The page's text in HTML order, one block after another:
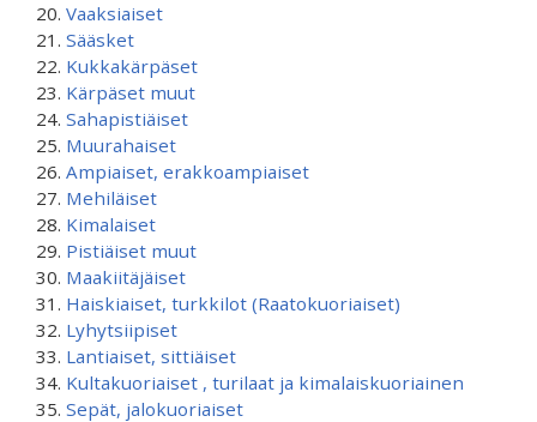
Vaaksiaiset
Sääsket
Kukkakärpäset
Kärpäset muut
Sahapistiäiset
Muurahaiset
Ampiaiset, erakkoampiaiset
Mehiläiset
Kimalaiset
Pistiäiset muut
Maakiitäjäiset
Haiskiaiset, turkkilot (Raatokuoriaiset)
Lyhytsiipiset
Lantiaiset, sittiäiset
Kultakuoriaiset , turilaat ja kimalaiskuoriainen
Sepät, jalokuoriaiset